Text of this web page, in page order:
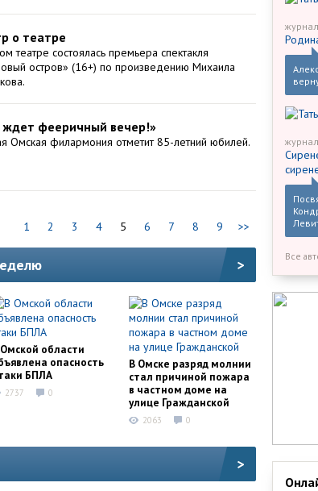
о театре
театре состоялась премьера спектакля
остров» (16+) по произведению Михаила
ждет фееричный вечер!»
Омская филармония отметит 85-летний юбилей.
1 2 3 4 5 6 7 8 9 >>
>
области
опасность
БПЛА
2737 0
В Омске разряд молнии
стал причиной пожара
в частном доме на
улице Гражданской
2063 0
>
Все